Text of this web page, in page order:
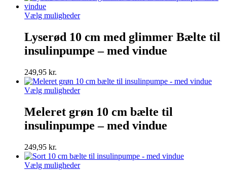
varesiden
Vælg mulighederDette
har
flere
varianter.
vælges
på
varesiden
Lyserød 10 cm med glimmer Bælte til
insulinpumpe – med vindue
249,95 kr.
Vælg mulighederDette
har
flere
varianter.
vælges
på
Meleret grøn 10 cm bælte til
insulinpumpe – med vindue
249,95 kr.
Vælg mulighederDette